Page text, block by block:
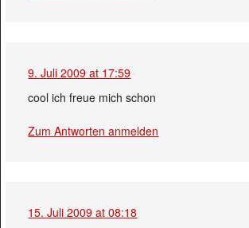
9. Juli 2009 at 17:59
cool ich freue mich schon
Zum Antworten anmelden
15. Juli 2009 at 08:18